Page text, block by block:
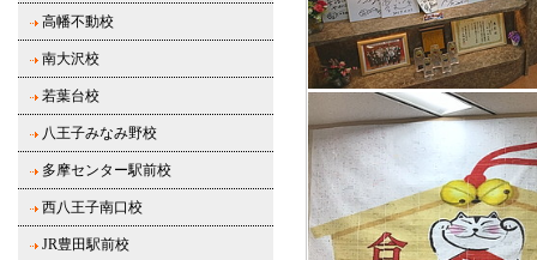
高幡不動校
南大沢校
若葉台校
八王子みなみ野校
多摩センター駅前校
西八王子南口校
JR豊田駅前校